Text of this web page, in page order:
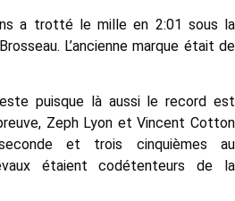
a trotté le mille en 2:01 sous la
L’ancienne marque était de
puisque là aussi le record est
Zeph Lyon et Vincent Cotton
et trois cinquièmes au
étaient codétenteurs de la